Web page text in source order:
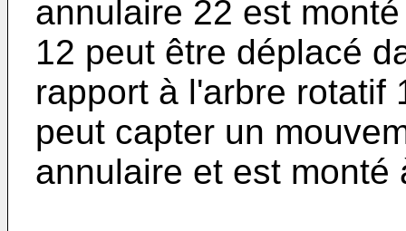
annulaire 22 est
12 peut être déplacé
rapport à l'arbre rotatif
peut capter un
annulaire et est monté